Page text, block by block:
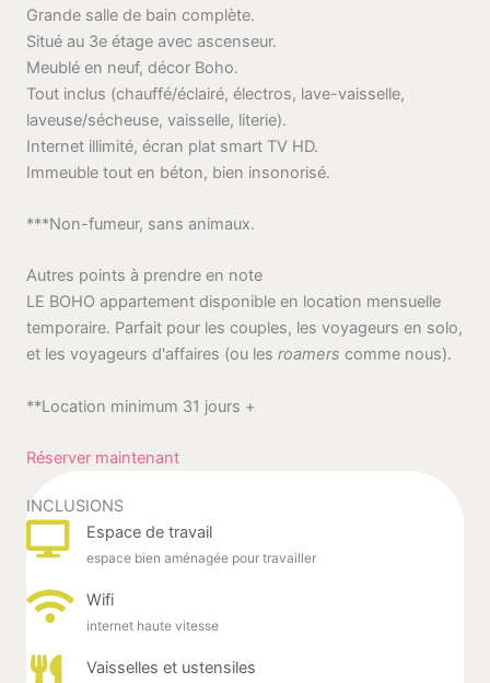
Grande salle de bain complète.
Situé au 3e étage avec ascenseur.
Meublé en neuf, décor Boho.
Tout inclus (chauffé/éclairé, électros, lave-vaisselle,
laveuse/sécheuse, vaisselle, literie).
Internet illimité, écran plat smart TV HD.
Immeuble tout en béton, bien insonorisé.
***Non-fumeur, sans animaux.
Autres points à prendre en note
LE BOHO appartement disponible en location mensuelle
temporaire. Parfait pour les couples, les voyageurs en solo,
et les voyageurs d'affaires (ou les roamers comme nous).
**Location minimum 31 jours +
Réserver maintenant
INCLUSIONS
Espace de travail
espace bien aménagée pour travailler
Wifi
internet haute vitesse
Vaisselles et ustensiles